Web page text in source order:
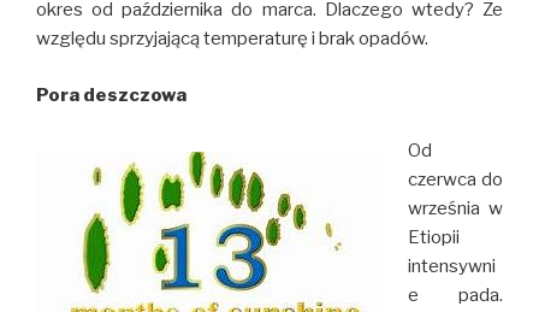
okres od października do marca. Dlaczego wtedy? Ze
względu sprzyjającą temperaturę i brak opadów.
Pora deszczowa
Od
czerwca do
września w
Etiopii
intensywni
e pada.